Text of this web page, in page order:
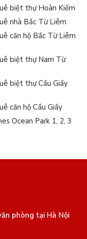
biệt thự Hoàn Kiếm
nhà Bắc Từ Liêm
căn hộ Bắc Từ Liêm
biệt thự Nam Từ
biệt thự Cầu Giấy
căn hộ Cầu Giấy
Ocean Park 1, 2, 3
phòng tại Hà Nội